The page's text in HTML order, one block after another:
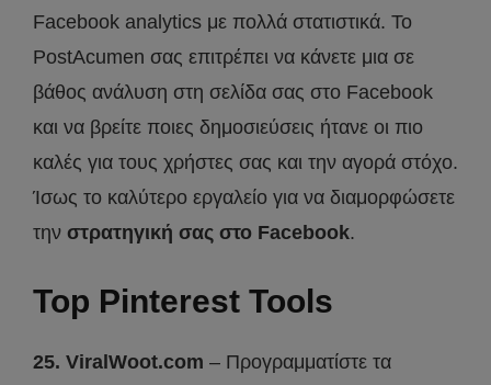
Facebook analytics με πολλά στατιστικά. Το
PostAcumen σας επιτρέπει να κάνετε μια σε
βάθος ανάλυση στη σελίδα σας στο Facebook
και να βρείτε ποιες δημοσιεύσεις ήτανε οι πιο
καλές για τους χρήστες σας και την αγορά στόχο.
Ίσως το καλύτερο εργαλείο για να διαμορφώσετε
την στρατηγική σας στο Facebook.
Top Pinterest Tools
25. ViralWoot.com – Προγραμματίστε τα